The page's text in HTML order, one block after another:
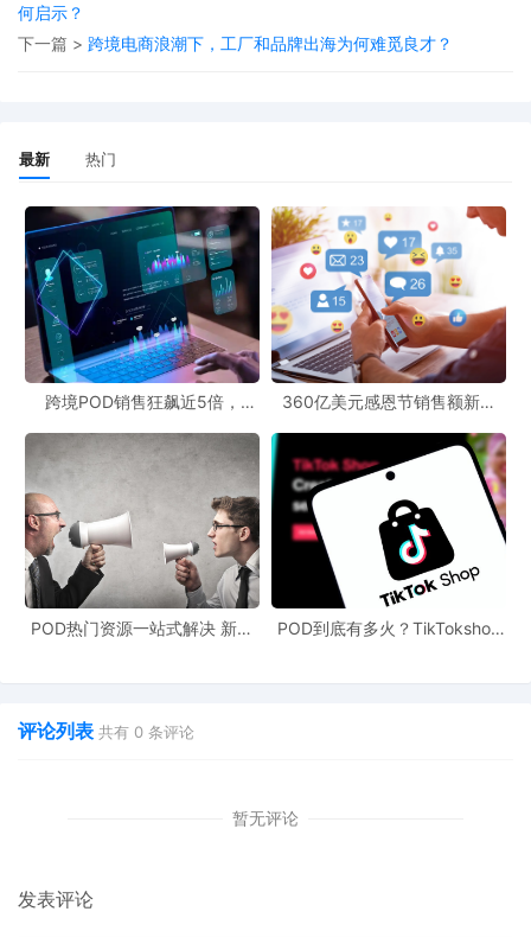
提升10%，能源消耗降低15%。
然而，技术革新带来红利的同时，也带来了沉重的成本压力。2025
员预计每年可节省超80亿美元人力成本，推动AWS利润率提升3 - 5
作为人均GDP超12万美元的富裕国家，卢森堡的就业市场对裁员高
度敏感。此次亚马逊裁员事件不仅冲击了当地数字经济产业链，还
引发了各界对跨国企业税收优惠政策的反思。当跨国企业为了自身
战略转型而进行大规模裁员时，当地政府此前给予的优惠政策是否
真的实现了共赢？
亚马逊卢森堡裁员事件，堪称AI时代企业战略调整与就业结构变革
的典型缩影。在跨境电商的大舞台上，当技术效率与人文关怀、全
球布局与本地责任产生冲突时，如何构建一种既能推动企业发展，
又能保障员工权益和当地经济稳定的包容性增长模式，将成为所有
经济体在未来发展中面临的共同课题。这一事件也为跨境电商行业
乃至全球企业敲响了警钟，在追求技术进步和利润增长的同时，不
何启示？
下一篇 > 跨境电商浪潮下，工厂和品牌出海为何难觅良才？
最新 热门
跨境POD销售狂飙近5倍，
360亿美元感恩节销售额新纪
新风潮！
POD热门资源一站式解决 新手
POD到底有多火？TikTokshop
评论列表 共有 0 条评论
暂无评论
发表评论